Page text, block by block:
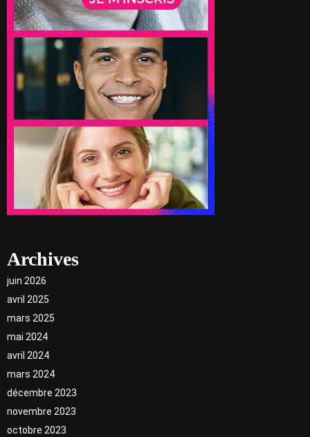
Archives
juin 2026
avril 2025
mars 2025
mai 2024
avril 2024
mars 2024
décembre 2023
novembre 2023
octobre 2023